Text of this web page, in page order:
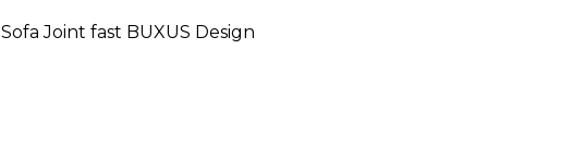
Sofa Joint fast BUXUS Design